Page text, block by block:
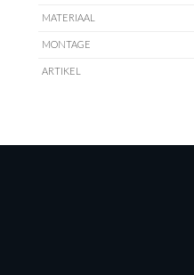
MATERIAAL
MONTAGE
ARTIKEL